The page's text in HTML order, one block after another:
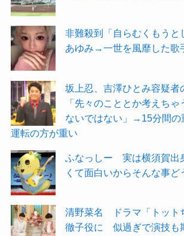
非難殺到「自らむくもう
あゆみ→一世を風靡した歌
坂上忍、吉澤ひとみ容疑者
「先々のこととか考えち
ないではない」→15分間の
運転の方が重い
ふなっしー 実は横須賀出
くて面白いからそんな事ど
清野菜名 ドラマ「トット
徹子役に 似過ぎで演技も